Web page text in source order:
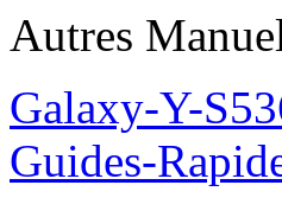
Autres
Galaxy-Y-
Guides-